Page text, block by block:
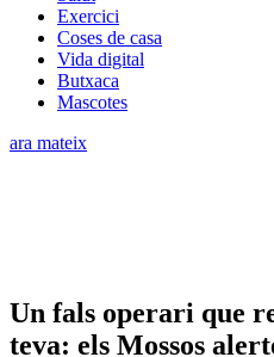
Exercici
Coses de casa
Vida digital
Butxaca
Mascotes
ara mateix
Un fals operari que
teva: els Mossos